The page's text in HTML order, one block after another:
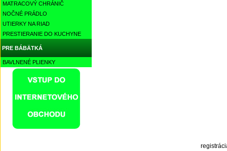
MATRACOVÝ CHRÁNIČ
NOČNÉ PRÁDLO
UTIERKY NA RIAD
PRESTIERANIE DO KUCHYNE
PRE BÁBÄTKÁ
BAVLNENÉ PLIENKY